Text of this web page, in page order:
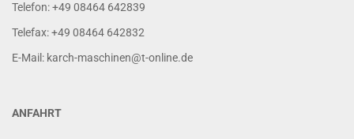
Telefon: +49 08464 642839
Telefax: +49 08464 642832
E-Mail: karch-maschinen@t-online.de
ANFAHRT